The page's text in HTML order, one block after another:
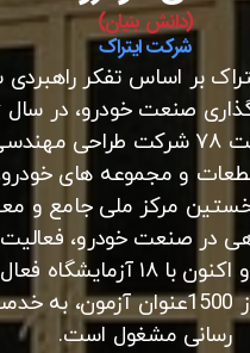
(دانش بنیان)
شرکت ایتراک
بر اساس تفکر راهبردی
با مشارکت ۷۸ شرکت طراحی
و مجموعه های
مرکز ملی جامع و
در صنعت خودرو،
را آغاز و اکنون با ۱۸ آزمایشگاه
بیش از 1500عنوان آزمون، به
رسانی مشغول است.